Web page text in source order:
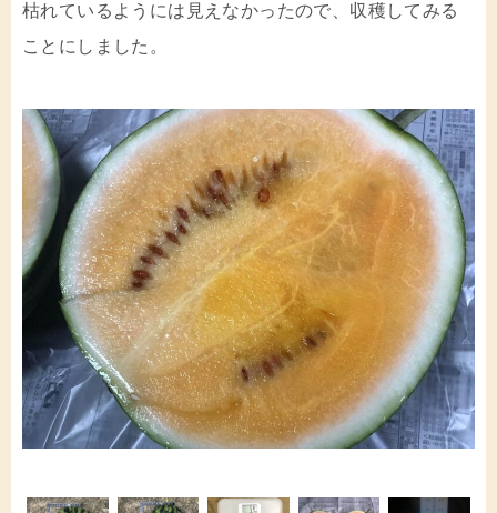
枯れているようには見えなかったので、収穫してみる
ことにしました。